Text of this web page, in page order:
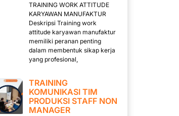
TRAINING WORK ATTITUDE
KARYAWAN MANUFAKTUR
Deskripsi Training work
attitude karyawan manufaktur
memiliki peranan penting
dalam membentuk sikap kerja
yang profesional,
TRAINING
KOMUNIKASI TIM
PRODUKSI STAFF NON
MANAGER